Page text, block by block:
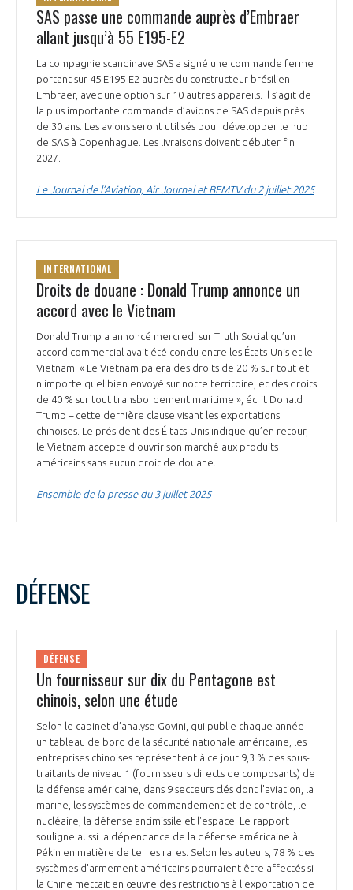
SAS passe une commande auprès d’Embraer
allant jusqu’à 55 E195-E2
La compagnie scandinave SAS a signé une commande ferme
portant sur 45 E195-E2 auprès du constructeur brésilien
Embraer, avec une option sur 10 autres appareils. Il s’agit de
la plus importante commande d’avions de SAS depuis près
de 30 ans. Les avions seront utilisés pour développer le hub
de SAS à Copenhague. Les livraisons doivent débuter fin
2027.
Le Journal de l’Aviation, Air Journal et BFMTV du 2 juillet 2025
INTERNATIONAL
Droits de douane : Donald Trump annonce un
accord avec le Vietnam
Donald Trump a annoncé mercredi sur Truth Social qu’un
accord commercial avait été conclu entre les États-Unis et le
Vietnam. « Le Vietnam paiera des droits de 20 % sur tout et
n'importe quel bien envoyé sur notre territoire, et des droits
de 40 % sur tout transbordement maritime », écrit Donald
Trump – cette dernière clause visant les exportations
chinoises. Le président des É tats-Unis indique qu’en retour,
le Vietnam accepte d'ouvrir son marché aux produits
américains sans aucun droit de douane.
Ensemble de la presse du 3 juillet 2025
DÉFENSE
DÉFENSE
Un fournisseur sur dix du Pentagone est
chinois, selon une étude
Selon le cabinet d’analyse Govini, qui publie chaque année
un tableau de bord de la sécurité nationale américaine, les
entreprises chinoises représentent à ce jour 9,3 % des sous-
traitants de niveau 1 (fournisseurs directs de composants) de
la défense américaine, dans 9 secteurs clés dont l'aviation, la
marine, les systèmes de commandement et de contrôle, le
nucléaire, la défense antimissile et l'espace. Le rapport
souligne aussi la dépendance de la défense américaine à
Pékin en matière de terres rares. Selon les auteurs, 78 % des
systèmes d'armement américains pourraient être affectés si
la Chine mettait en œuvre des restrictions à l'exportation de